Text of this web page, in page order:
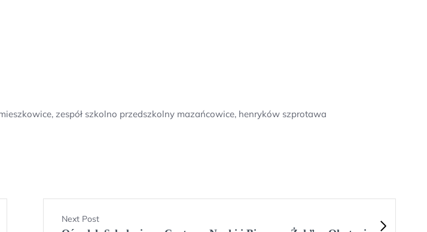
zespół szkolno przedszkolny mazańcowice, henryków szprotawa
Next Post